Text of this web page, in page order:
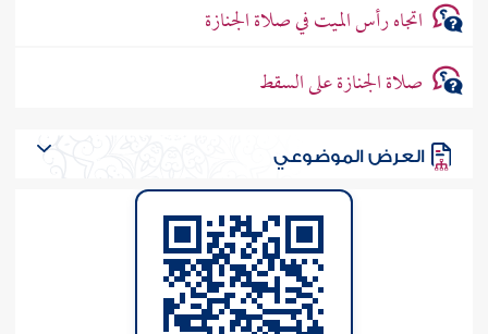
اتجاه رأس الميت في صلاة الجنازة
صلاة الجنازة على السقط
العرض الموضوعي